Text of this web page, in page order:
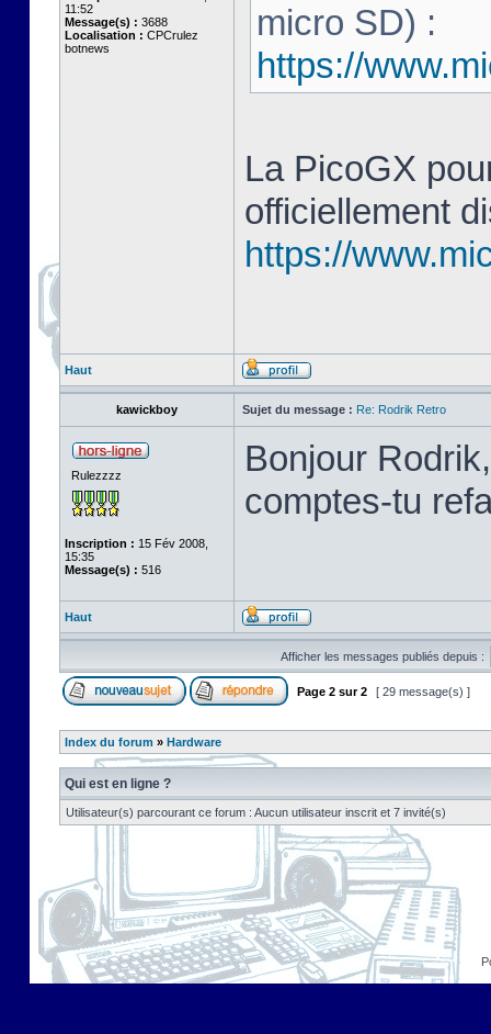
11:52
Message(s) : 3688
Localisation : CPCrulez
botnews
micro SD) :
https://
La PicoGX
officiellement
https://
Haut
kawickboy Sujet du message : Re: Rodrik Retro
Rulezzzz
Inscription : 15 Fév 2008,
15:35
Message(s) : 516
Bonjour
comptes-tu
Haut
Afficher les messages publiés depuis :
Page 2 sur2 [ 29 message(s) ]
Index du forum » Hardware
Qui est en ligne ?
Utilisateur(s) parcourant ce forum : Aucun utilisateur inscrit et 7 invité(s)